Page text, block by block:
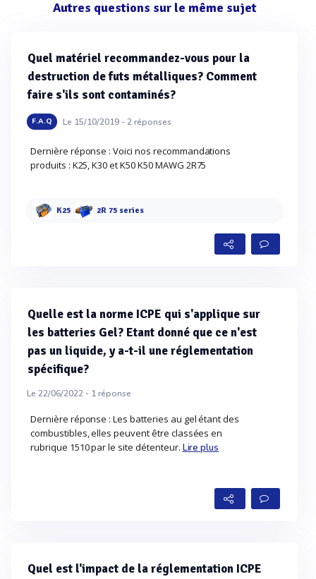
Autres questions sur le même sujet
Quel matériel recommandez-vous pour la
destruction de futs métalliques? Comment
faire s'ils sont contaminés?
F.A.Q Le 15/10/2019 -2réponses
Dernière réponse : Voici nos recommandations
produits : K25, K30 et K50 K50 MAWG 2R75
K25 2R 75 series
Quelle est la norme ICPE qui s'applique sur
les batteries Gel? Etant donné que ce n'est
pas un liquide, y a-t-il une réglementation
spécifique?
Le 22/06/2022 - 1réponse
Dernière réponse : Les batteries au gel étant des
combustibles, elles peuvent être classées en
rubrique 1510 par le site détenteur. Lire plus
Quel est l'impact de la réglementation ICPE